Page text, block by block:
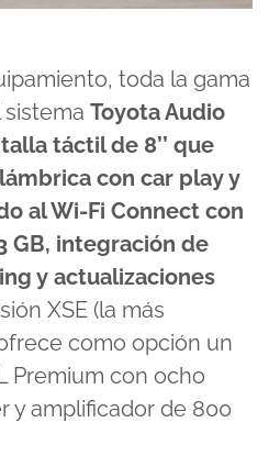
toda la gama
Toyota Audio
táctil de 8’’ que
con car play y
al Wi-Fi Connect con
GB, integración de
y actualizaciones
XSE (la más
como opción un
Premium con ocho
y amplificador de 800